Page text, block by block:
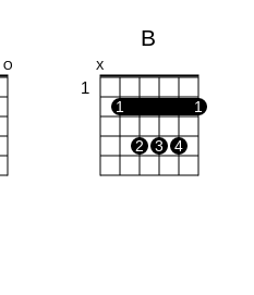
O
B
X
1
1 1
2 3 4